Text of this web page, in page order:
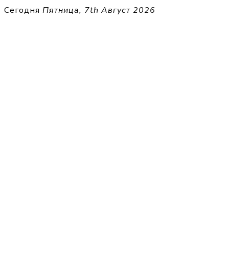
Перейти
Сегодня Пятница, 7th Август 2026